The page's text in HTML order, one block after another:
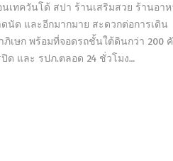
เทควันโด้ สปา ร้านเสริมสวย ร้านอา
ดนัด และอีกมากมาย สะดวกต่อการเดิน
เษก พร้อมที่จอดรถชั้นใต้ดินกว่า 200
ด และ รปภ.ตลอด 24 ชั่วโมง…